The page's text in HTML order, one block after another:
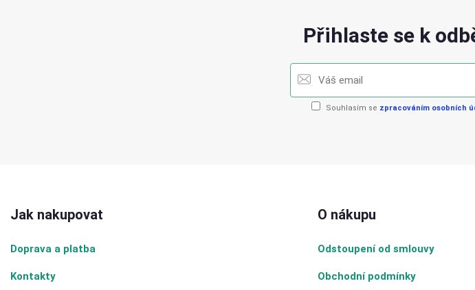
Přihlaste se k
Souhlasím se zpracováním osobních
Jak nakupovat
Doprava a platba
Kontakty
O nákupu
Odstoupení od smlouvy
Obchodní podmínky